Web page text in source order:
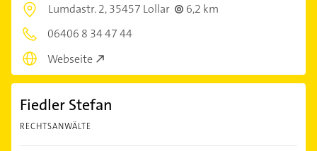
Lumdastr. 2,35457 Lollar
6,2 km
06406 8 34 47 44
Webseite
Fiedler Stefan
RECHTSANWÄLTE